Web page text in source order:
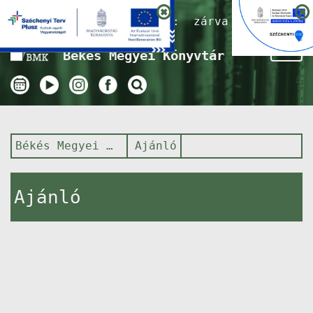
Nyitvatartás ma:zárva
Békés Megyei Könyvtár
Békés Megyei Könyvtár Ajánló
Ajánló